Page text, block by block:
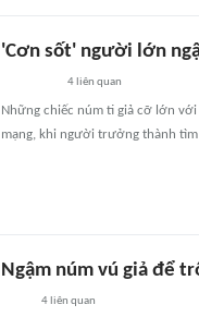
'Cơn sốt' người lớn
4liên quan
Những chiếc núm ti giả cỡ lớn
mạng, khi người trưởng thành
Ngậm núm vú giả để
4liên quan